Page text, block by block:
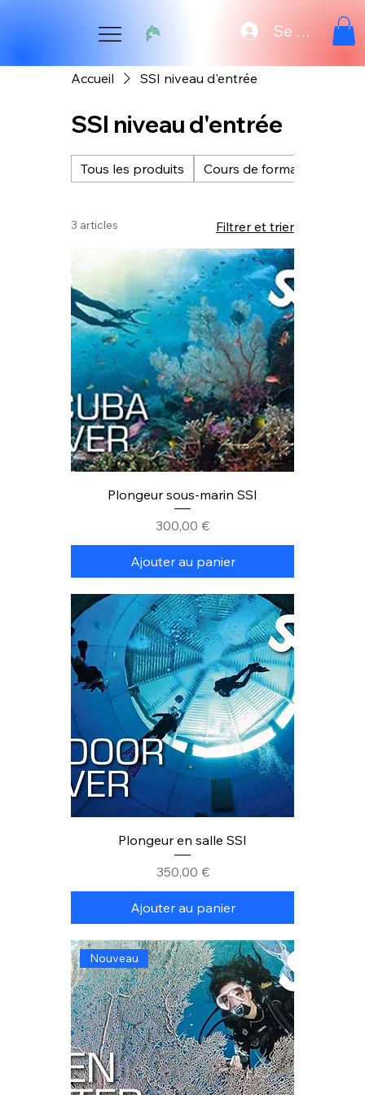
Se
Accueil SSI niveau d'entrée
SSI niveau d'entrée
Tous les produits Cours de formation
3 articles Filtrer et trier
Plongeur sous-marin SSI
Prix
300,00 €
Ajouter au panier
Plongeur en salle SSI
Prix
350,00 €
Ajouter au panier
Nouveau